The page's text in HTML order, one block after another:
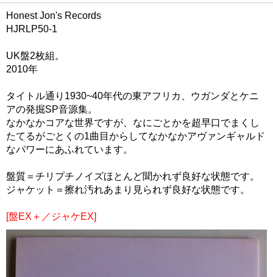
Honest Jon's Records
HJRLP50-1
UK盤2枚組。
2010年
タイトル通り1930~40年代の東アフリカ、ウガンダとケニ
アの発掘SP音源集。
なかなかコアな世界ですが、なにごとかを超早口でまくし
たてるがごとくの1曲目からしてなかなかアヴァンギャルド
なパワーにあふれています。
盤質＝チリプチノイズほとんど聞かれず良好な状態です。
ジャケット＝擦れ汚れあまり見られず良好な状態です。
[盤EX＋／ジャケEX]